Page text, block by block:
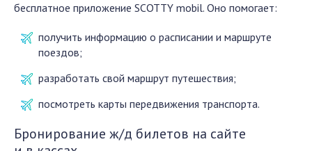
бесплатное приложение SCOTTY mobil. Оно помогает:
получить информацию о расписании и маршруте
поездов;
разработать свой маршрут путешествия;
посмотреть карты передвижения транспорта.
Бронирование ж/д билетов на сайте